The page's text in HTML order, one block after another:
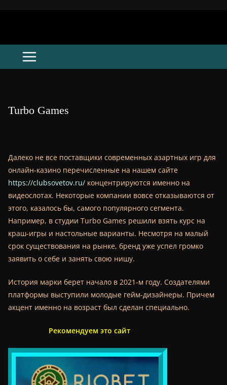
Turbo Games
Далеко не все поставщики современных азартных игр для
онлайн-казино перечисленные на нашем сайте
https://clubsovetov.ru/ концентрируются именно на
видеослотах. Некоторые компании вовсе отказываются от
этого, казалось бы, самого популярного сегмента.
Например, в студии Turbo Games решили взять курс на
краш-игры и настольные варианты. Несмотря на малый
срок существования на рынке, бренд уже успел громко
заявить о себе и занять свою нишу.
История марки берет начало в 2021-м году. Создателями
платформы выступили молодые гейм-дизайнеры. Причем
акцент именно на возраст был сделан специально.
Рекомендуем это сайт